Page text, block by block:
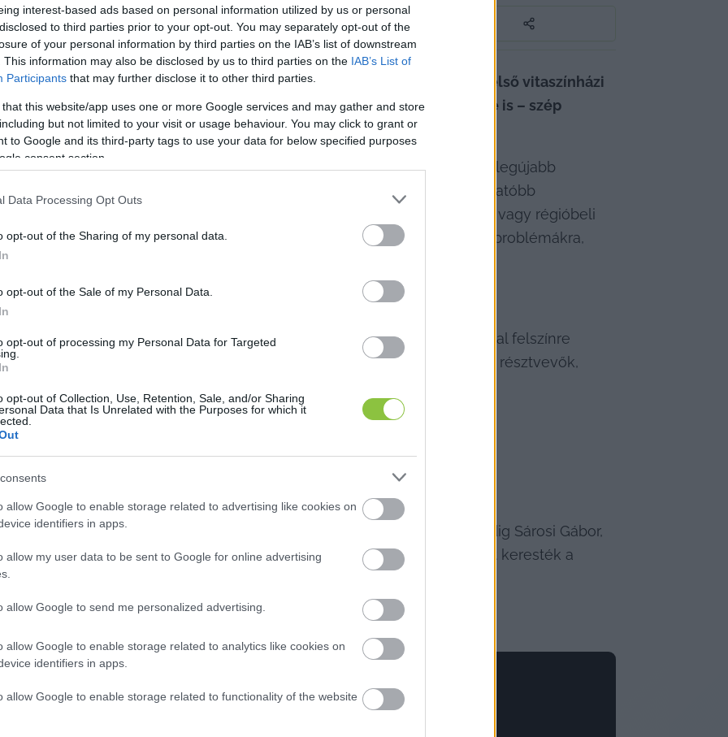
interest-based ads based on personal information utilized by us or personal
to third parties prior to your opt-out. You may separately opt-out of the
of your personal information by third parties on the IAB’s list of downstream
This information may also be disclosed by us to third parties on the IAB’s List of
Participants that may further disclose it to other third parties.
that this website/app uses one or more Google services and may gather and store
but not limited to your visit or usage behaviour. You may click to grant or
to Google and its third-party tags to use your data for below specified purposes
consent section.
Data Processing Opt Outs
opt-out of the Sharing of my personal data.
opt-out of the Sale of my Personal Data.
opt-out of processing my Personal Data for Targeted
opt-out of Collection, Use, Retention, Sale, and/or Sharing
Data that Is Unrelated with the Purposes for which it
allow Google to enable storage related to advertising like cookies on
identifiers in apps.
allow my user data to be sent to Google for online advertising
allow Google to send me personalized advertising.
allow Google to enable storage related to analytics like cookies on
identifiers in apps.
allow Google to enable storage related to functionality of the website
1perc
közbeszéd megreformálásának nem titkolt vágyával szervezte meg első vitaszínházi
Közösségi házban, amelyre – a havas, fagyos idő ellenére is – szép
rovatuk tartalmaira, amelyek átélhetőbb, kézzelfoghatóbb és befogadhatóbb
elnyomásban, megkülönböztetésben, nélkülözésben élő helyi vagy régióbeli
emellett rávilágítanak szélsőséges, kezeletlen, periférián felbukkanó problémákra,
életutakat, és a lehetséges helyi vagy külföldi megoldásmintákat.
vitaszínházi forma pedig azt a célt szolgálta, hogy a kecsup.hu által felszínre
egy interaktív színházi társasjáték keretein belül vitathassák meg a résztvevők,
és egymás tiszteletén alapuló vitakultúrát.
a Vastaps Társulat
rövid jelenetei vezették fel, ezt követően pedig Sárosi Gábor,
mellett zajlottak a viták, amelyek során az alábbi két állítás igazságát keresték a
számára elérhető tartalmakat.”
tárgyi feltételein.”